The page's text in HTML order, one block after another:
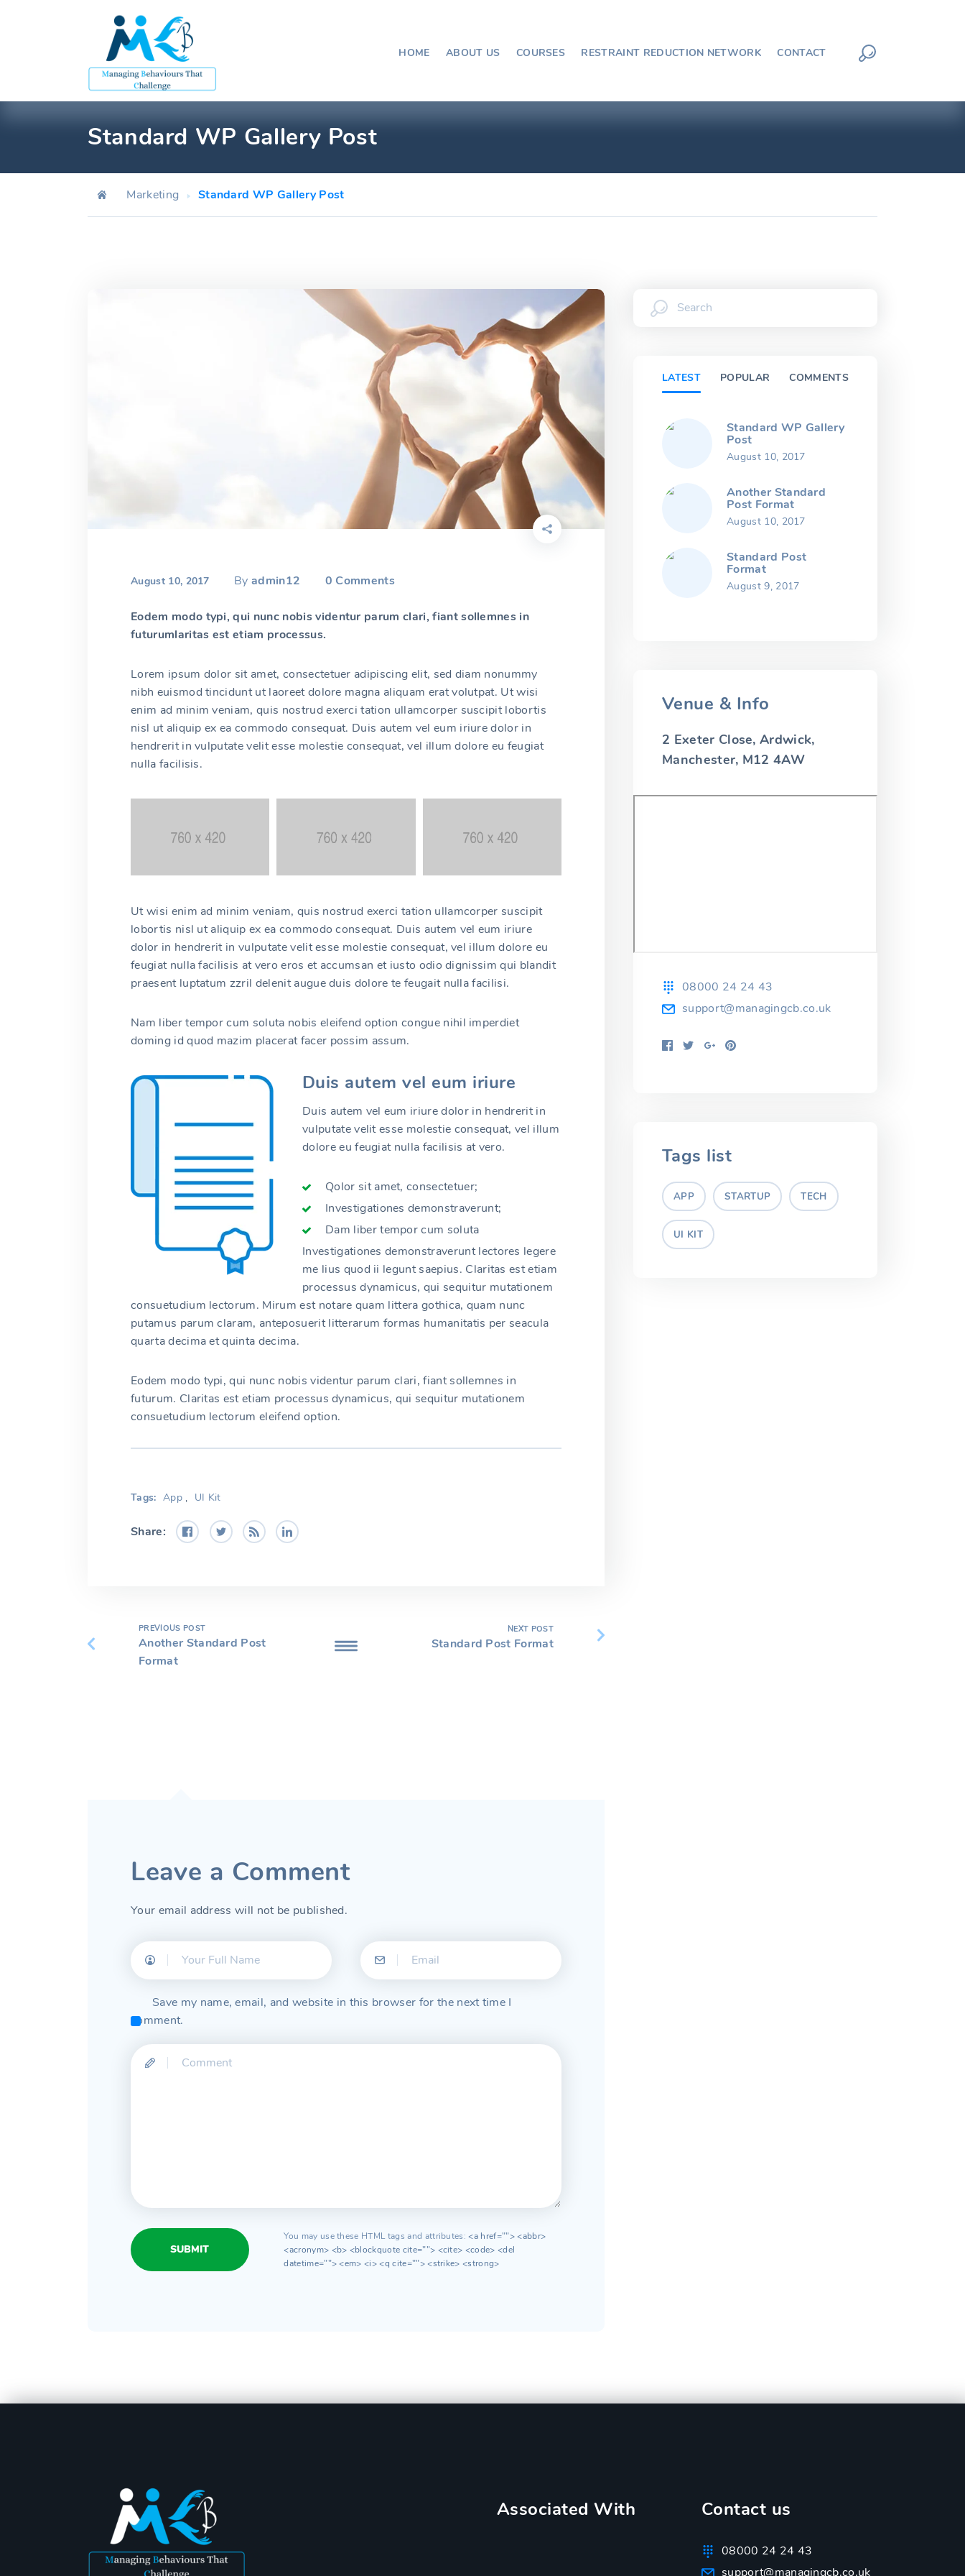
HOME ABOUT US COURSES RESTRAINT REDUCTION NETWORK CONTACT
Standard WP Gallery Post
Marketing Standard WP Gallery Post
August 10, 2017 Byadmin12 0 Comments
Eodem modo typi, qui nunc nobis videntur parum clari, fiant sollemnes in
futurumlaritas est etiam processus.
Lorem ipsum dolor sit amet, consectetuer adipiscing elit, sed diam nonummy
nibh euismod tincidunt ut laoreet dolore magna aliquam erat volutpat. Ut wisi
enim ad minim veniam, quis nostrud exerci tation ullamcorper suscipit lobortis
nisl ut aliquip ex ea commodo consequat. Duis autem vel eum iriure dolor in
hendrerit in vulputate velit esse molestie consequat, vel illum dolore eu feugiat
nulla facilisis.
Ut wisi enim ad minim veniam, quis nostrud exerci tation ullamcorper suscipit
lobortis nisl ut aliquip ex ea commodo consequat. Duis autem vel eum iriure
dolor in hendrerit in vulputate velit esse molestie consequat, vel illum dolore eu
feugiat nulla facilisis at vero eros et accumsan et iusto odio dignissim qui blandit
praesent luptatum zzril delenit augue duis dolore te feugait nulla facilisi.
Nam liber tempor cum soluta nobis eleifend option congue nihil imperdiet
doming id quod mazim placerat facer possim assum.
Duis autem vel eum iriure
Duis autem vel eum iriure dolor in hendrerit in
vulputate velit esse molestie consequat, vel illum
dolore eu feugiat nulla facilisis at vero.
Qolor sit amet, consectetuer;
Investigationes demonstraverunt;
Dam liber tempor cum soluta
Investigationes demonstraverunt lectores legere
me lius quod ii legunt saepius. Claritas est etiam
processus dynamicus, qui sequitur mutationem
consuetudium lectorum. Mirum est notare quam littera gothica, quam nunc
putamus parum claram, anteposuerit litterarum formas humanitatis per seacula
quarta decima et quinta decima.
Eodem modo typi, qui nunc nobis videntur parum clari, fiant sollemnes in
futurum. Claritas est etiam processus dynamicus, qui sequitur mutationem
consuetudium lectorum eleifend option.
Tags: App, UI Kit
Share:
PREVIOUS POST
Another Standard Post
Format
NEXT POST
Standard Post Format
Leave a Comment
Your email address will not be published.
Save my name, email, and website in this browser for the next time I
comment.
SUBMIT
You may use these HTML tags and attributes: <a href=""> <abbr>
<acronym> <b> <blockquote cite=""> <cite> <code> <del
datetime=""> <em> <i> <q cite=""> <strike> <strong>
LATEST POPULAR COMMENTS
Standard WP Gallery
Post
August 10, 2017
Another Standard
Post Format
August 10, 2017
Standard Post
Format
August 9, 2017
Venue & Info
2 Exeter Close, Ardwick,
Manchester, M12 4AW
08000 24 24 43
support@managingcb.co.uk
Tags list
APP STARTUP TECH
UI KIT
Associated With Contact us
08000 24 24 43
support@managingcb.co.uk